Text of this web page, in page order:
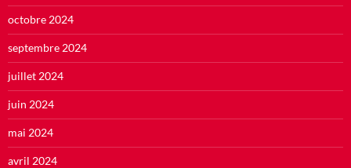
octobre 2024
septembre 2024
juillet 2024
juin 2024
mai 2024
avril 2024